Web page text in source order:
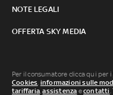
NOTE LEGALI
OFFERTA SKY MEDIA
Per il consumatore clicca qui per i
Cookies, informazioni sulle
tariffaria,assistenza econtatti